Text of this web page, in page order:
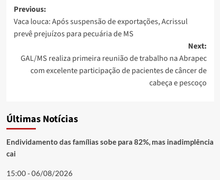
Post
navigation
Previous:
Vaca louca: Após suspensão de exportações, Acrissul
prevê prejuízos para pecuária de MS
Next:
GAL/MS realiza primeira reunião de trabalho na Abrapec
com excelente participação de pacientes de câncer de
cabeça e pescoço
Últimas Notícias
Endividamento das famílias sobe para 82%, mas inadimplência
cai
15:00 - 06/08/2026